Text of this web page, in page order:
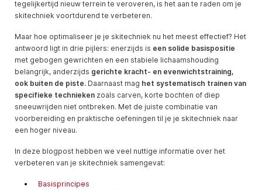
tegelijkertijd nieuw terrein te veroveren, is het aan te raden om je
skitechniek voortdurend te verbeteren.
Maar hoe optimaliseer je je skitechniek nu het meest effectief? Het
antwoord ligt in drie pijlers: enerzijds is een solide basispositie
met gebogen gewrichten en een stabiele lichaamshouding
belangrijk, anderzijds gerichte kracht- en evenwichtstraining,
ook buiten de piste. Daarnaast mag het systematisch trainen van
specifieke technieken zoals carven, korte bochten of diep
sneeuwrijden niet ontbreken. Met de juiste combinatie van
voorbereiding en praktische oefeningen til je je skitechniek naar
een hoger niveau.
In deze blogpost hebben we veel nuttige informatie over het
verbeteren van je skitechniek samengevat:
Basisprincipes